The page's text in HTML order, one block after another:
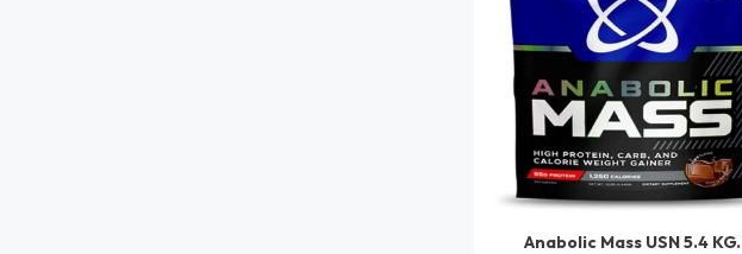
Anabolic Mass USN 5.4 KG.